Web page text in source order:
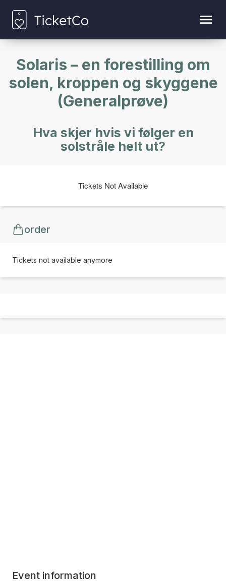
Solaris – en forestilling om
solen, kroppen og skyggene
(Generalprøve)
Hva skjer hvis vi følger en
solstråle helt ut?
Tickets Not Available
order
Tickets not available anymore
Event information